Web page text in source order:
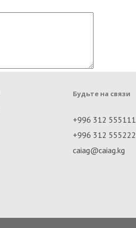
Будьте на связи
+996 312 555111
+996 312 555222
caiag@caiag.kg